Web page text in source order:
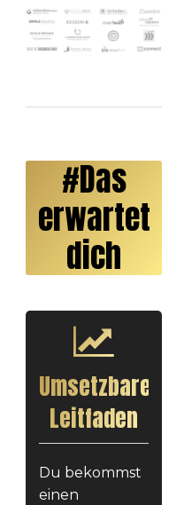
#Das
erwartet
dich
Umsetzbarer
Leitfaden
Du bekommst
einen